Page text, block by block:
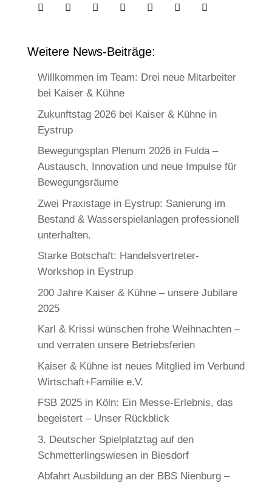
      
Weitere News-Beiträge:
Willkommen im Team: Drei neue Mitarbeiter
bei Kaiser & Kühne
Zukunftstag 2026 bei Kaiser & Kühne in
Eystrup
Bewegungsplan Plenum 2026 in Fulda –
Austausch, Innovation und neue Impulse für
Bewegungsräume
Zwei Praxistage in Eystrup: Sanierung im
Bestand & Wasserspielanlagen professionell
unterhalten.
Starke Botschaft: Handelsvertreter-
Workshop in Eystrup
200 Jahre Kaiser & Kühne – unsere Jubilare
2025
Karl & Krissi wünschen frohe Weihnachten –
und verraten unsere Betriebsferien
Kaiser & Kühne ist neues Mitglied im Verbund
Wirtschaft+Familie e.V.
FSB 2025 in Köln: Ein Messe-Erlebnis, das
begeistert – Unser Rückblick
3. Deutscher Spielplatztag auf den
Schmetterlingswiesen in Biesdorf
Abfahrt Ausbildung an der BBS Nienburg –